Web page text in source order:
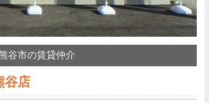
谷市の賃貸仲介
谷店